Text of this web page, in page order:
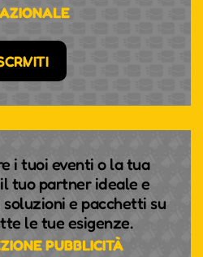
i tuoi eventi o la tua
tuo partner ideale e
e pacchetti su
le tue esigenze.
PUBBLICITÀ